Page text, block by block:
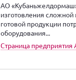
АО
изготовления сложной
готовой продукции
оборудования...
Страница